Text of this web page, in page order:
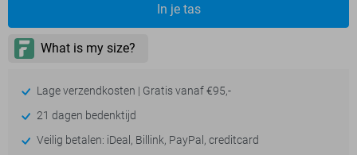
In je tas
Lage verzendkosten | Gratis vanaf €95,-
21 dagen bedenktijd
Veilig betalen: iDeal, Billink, PayPal, creditcard